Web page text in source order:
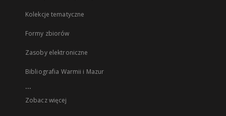
Kolekcje tematyczne
Formy zbiorów
Zasoby elektroniczne
Bibliografia Warmii i Mazur
...
Zobacz więcej